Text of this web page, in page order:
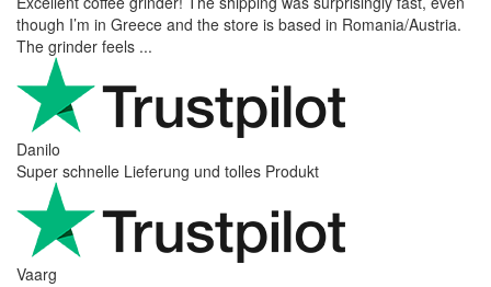
though I’m in Greece and the store is based in Romania/Austria.
The grinder feels ...
Danilo
Super schnelle Lieferung und tolles Produkt
Vaarg